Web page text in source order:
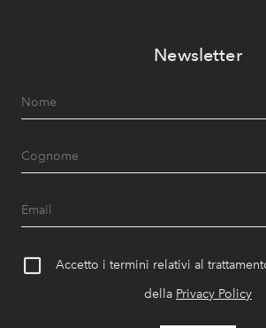
Newsletter
Accetto i termini relativi al
della Privacy Policy